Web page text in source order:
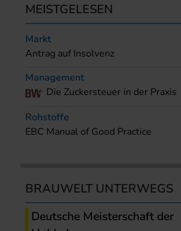
MEISTGELESEN
Markt
Antrag auf Insolvenz
Management
Die Zuckersteuer in der Praxis
Rohstoffe
EBC Manual of Good Practice
BRAUWELT UNTERWEGS
Deutsche Meisterschaft der